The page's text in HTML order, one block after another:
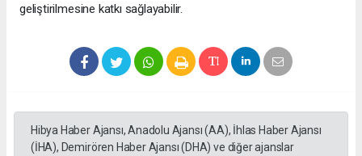
geliştirilmesine katkı sağlayabilir.
Hibya Haber Ajansı, Anadolu Ajansı (AA), İhlas Haber Ajansı
(İHA), Demirören Haber Ajansı (DHA) ve diğer ajanslar